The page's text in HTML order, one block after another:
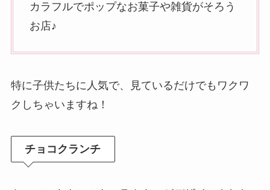
カラフルでポップなお菓子や雑貨がそろう
お店♪
特に子供たちに人気で、見ているだけでもワクワ
クしちゃいますね！
チョコクランチ